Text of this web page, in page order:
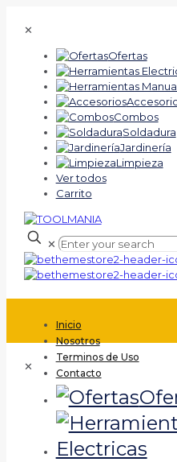
✕
Ofertas
Combos
Soldadura
Jardinería
Limpieza
Ver todos
Carrito
✕
Inicio
Nosotros
Terminos de Uso
Contacto
✕